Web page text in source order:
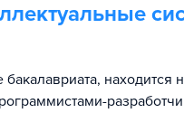
находится